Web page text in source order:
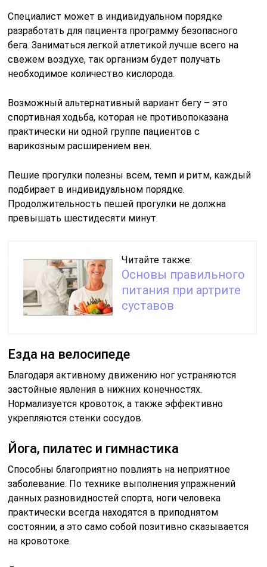
Специалист может в индивидуальном порядке
разработать для пациента программу безопасного
бега. Заниматься легкой атлетикой лучше всего на
свежем воздухе, так организм будет получать
необходимое количество кислорода.
Возможный альтернативный вариант бегу – это
спортивная ходьба, которая не противопоказана
практически ни одной группе пациентов с
варикозным расширением вен.
Пешие прогулки полезны всем, темп и ритм, каждый
подбирает в индивидуальном порядке.
Продолжительность пешей прогулки не должна
превышать шестидесяти минут.
Читайте также:
Основы правильного
питания при артрите
суставов
Езда на велосипеде
Благодаря активному движению ног устраняются
застойные явления в нижних конечностях.
Нормализуется кровоток, а также эффективно
укрепляются стенки сосудов.
Йога, пилатес и гимнастика
Способны благоприятно повлиять на неприятное
заболевание. По технике выполнения упражнений
данных разновидностей спорта, ноги человека
практически всегда находятся в приподнятом
состоянии, а это само собой позитивно сказывается
на кровотоке.